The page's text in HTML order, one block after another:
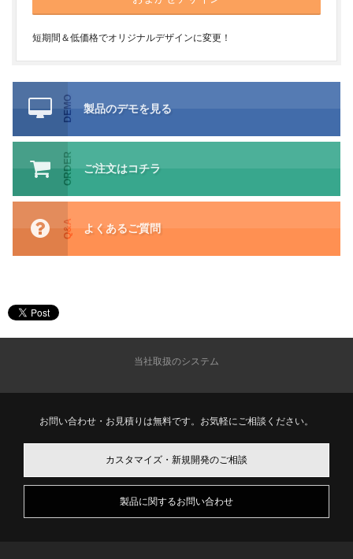
短期間＆低価格でオリジナルデザインに変更！
製品のデモを見る
DEMO
ご注文はコチラ
ORDER
よくあるご質問
Q&A
当社取扱のシステム
お問い合わせ・お見積りは無料です。お気軽にご相談ください。
カスタマイズ・新規開発のご相談
製品に関するお問い合わせ